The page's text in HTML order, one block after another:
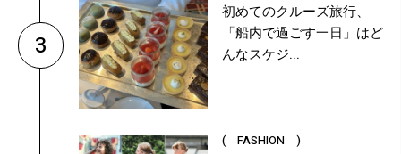
3
初めてのクルーズ旅行、
「船内で過ごす一日」はど
んなスケジ...
( FASHION )